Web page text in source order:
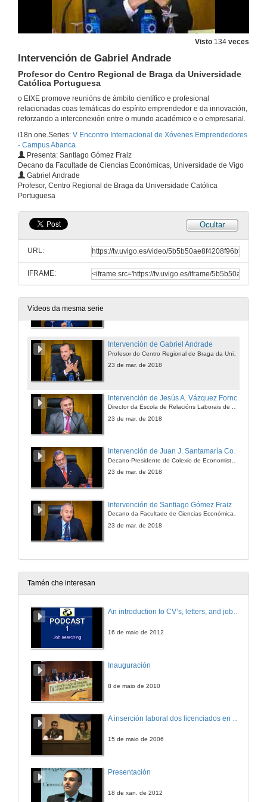
Visto 134 veces
Intervención de Gabriel Andrade
Profesor do Centro Regional de Braga da Universidade
Católica Portuguesa
o EIXE promove reunións de ámbito científico e profesional
relacionadas coas temáticas do espírito emprendedor e da innovación,
reforzando a interconexión entre o mundo académico e o empresarial.
i18n.one.Series: V Encontro Internacional de Xóvenes Emprendedores
- Campus Abanca
Presenta: Santiago Gómez Fraiz
Decano da Facultade de Ciencias Económicas, Universidade de Vigo
Gabriel Andrade
Profesor, Centro Regional de Braga da Universidade Católica
Portuguesa
Ocultar
URL:
IFRAME:
Vídeos da mesma serie
Como se mide o éxito dun proxecto de empresa?
23 de mar. de 2018
23 de mar. de 2018
Decana, Facultade de Ciencias Económicas e Empresariais de Santiago
23 de mar. de 2018
Director da Escola Superior de Ciencias Empresariais de Valença
Intervención de Gabriel Andrade
23 de mar. de 2018
Intervención de Jesús A. Vázquez Forno
Director da Escola de Relacións Laborais de A Coruña
23 de mar. de 2018
Intervención de Juan J. Santamaría Conde e entrega de premios ós proxectos gañadores
23 de mar. de 2018
Intervención de Santiago Gómez Fraiz
Decano da Facultade de Ciencias Económicas, Universidade de Vigo
23 de mar. de 2018
Tamén che interesan
An introduction to CV’s, letters, and job searching
16 de maio de 2012
Inauguración
8 de maio de 2010
A inserción laboral dos licenciados en Ciencias do Mar: a carreira investigadora
15 de maio de 2006
Presentación
18 de xan. de 2012